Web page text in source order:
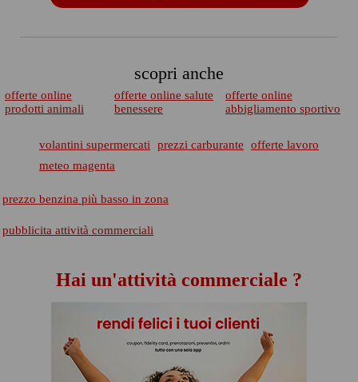
scopri anche
offerte online
prodotti animali
offerte online salute
benessere
offerte online
abbigliamento sportivo
volantini supermercati prezzi carburante
offerte lavoro
meteo magenta
prezzo benzina più basso in zona
pubblicita attività commerciali
Hai un'attività commerciale ?